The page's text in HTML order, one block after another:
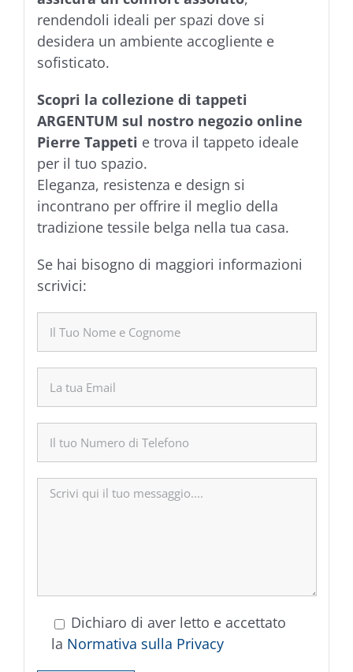
rendendoli ideali per spazi dove si
desidera un ambiente accogliente e
sofisticato.
Scopri la collezione di tappeti
ARGENTUM sul nostro negozio online
Pierre Tappeti e trova il tappeto ideale
per il tuo spazio.
Eleganza, resistenza e design si
incontrano per offrire il meglio della
tradizione tessile belga nella tua casa.
Se hai bisogno di maggiori informazioni
scrivici:
Dichiaro di aver letto e accettato
la Normativa sulla Privacy